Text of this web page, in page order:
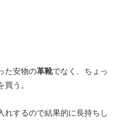
た安物の革靴でなく、ちょっ
う。
れするので結果的に長持ちし